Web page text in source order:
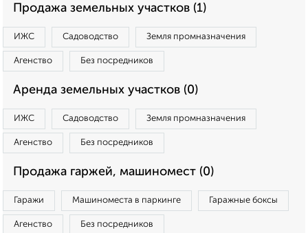
Продажа земельных участков (1)
ИЖС Садоводство Земля промназначения
Агенство Без посредников
Аренда земельных участков (0)
ИЖС Садоводство Земля промназначения
Агенство Без посредников
Продажа гаржей, машиномест (0)
Гаражи Машиноместа в паркинге Гаражные боксы
Агенство Без посредников